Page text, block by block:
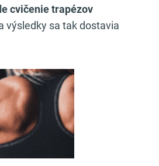
cvičenie trapézov
výsledky sa tak dostavia
článok